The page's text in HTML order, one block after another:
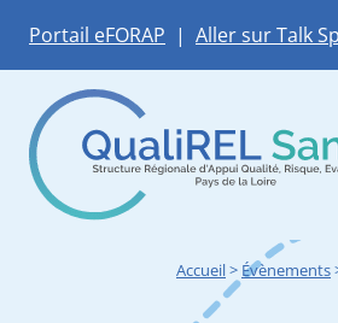
Portail eFORAP | Aller sur Talk
Accueil> Évènements